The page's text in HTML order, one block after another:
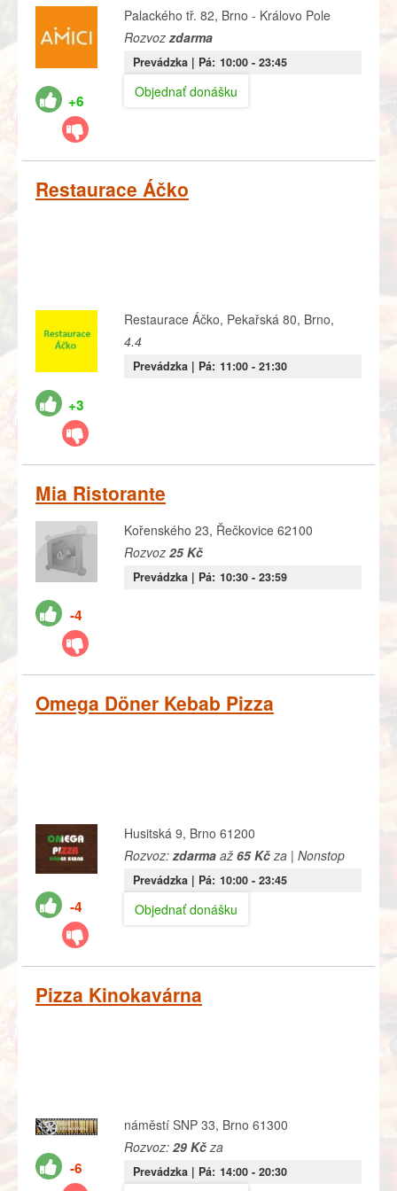
+6
Palackého tř. 82, Brno - Královo Pole
Rozvoz zdarma
Prevádzka | Pá: 10:00- 23:45
Objednať donášku
Restaurace Áčko
+3
Restaurace Áčko, Pekařská 80, Brno,
4.4
Prevádzka | Pá: 11:00- 21:30
Mia Ristorante
-4
Kořenského 23, Řečkovice 62100
Rozvoz 25 Kč
Prevádzka | Pá: 10:30- 23:59
Omega Döner Kebab Pizza
-4
Husitská 9, Brno 61200
Rozvoz:zdarmaaž 65 Kčza | Nonstop
Prevádzka | Pá: 10:00- 23:45
Objednať donášku
Pizza Kinokavárna
-6
náměstí SNP 33, Brno 61300
Rozvoz: 29 Kčza
Prevádzka | Pá: 14:00- 20:30